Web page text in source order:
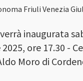
Friuli Venezia
inaugurata
ore 17.30 -
Moro di